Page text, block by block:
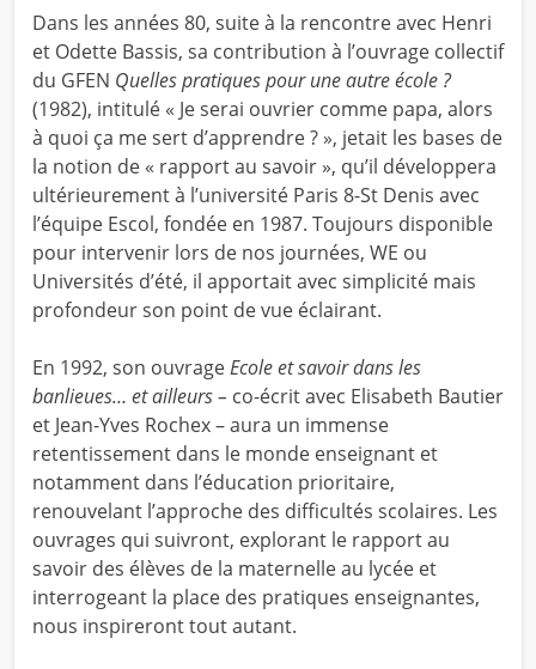
Dans les années 80, suite à la rencontre avec Henri
et Odette Bassis, sa contribution à l’ouvrage collectif
du GFEN Quelles pratiques pour une autre école ?
(1982), intitulé « Je serai ouvrier comme papa, alors
à quoi ça me sert d’apprendre ? », jetait les bases de
la notion de « rapport au savoir », qu’il développera
ultérieurement à l’université Paris 8-St Denis avec
l’équipe Escol, fondée en 1987. Toujours disponible
pour intervenir lors de nos journées, WE ou
Universités d’été, il apportait avec simplicité mais
profondeur son point de vue éclairant.
En 1992, son ouvrageEcole et savoir dans les
banlieues… et ailleurs – co-écrit avec Elisabeth Bautier
et Jean-Yves Rochex – aura un immense
retentissement dans le monde enseignant et
notamment dans l’éducation prioritaire,
renouvelant l’approche des difficultés scolaires. Les
ouvrages qui suivront, explorant le rapport au
savoir des élèves de la maternelle au lycée et
interrogeant la place des pratiques enseignantes,
nous inspireront tout autant.